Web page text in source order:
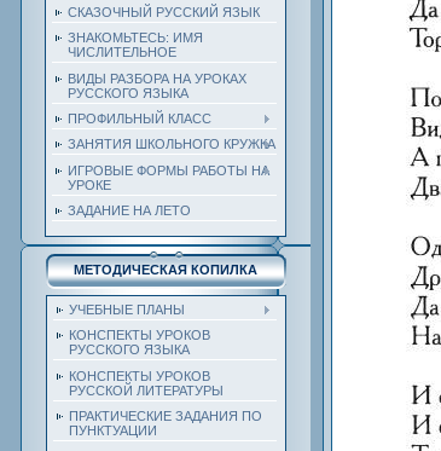
СКАЗОЧНЫЙ РУССКИЙ ЯЗЫК
ЗНАКОМЬТЕСЬ: ИМЯ
ЧИСЛИТЕЛЬНОЕ
ВИДЫ РАЗБОРА НА УРОКАХ
РУССКОГО ЯЗЫКА
ПРОФИЛЬНЫЙ КЛАСС
ЗАНЯТИЯ ШКОЛЬНОГО КРУЖКА
ИГРОВЫЕ ФОРМЫ РАБОТЫ НА
УРОКЕ
ЗАДАНИЕ НА ЛЕТО
МЕТОДИЧЕСКАЯ КОПИЛКА
УЧЕБНЫЕ ПЛАНЫ
КОНСПЕКТЫ УРОКОВ
РУССКОГО ЯЗЫКА
КОНСПЕКТЫ УРОКОВ
РУССКОЙ ЛИТЕРАТУРЫ
ПРАКТИЧЕСКИЕ ЗАДАНИЯ ПО
ПУНКТУАЦИИ